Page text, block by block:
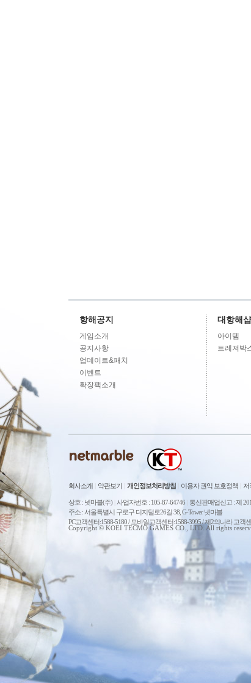
항해공지
게임소개
공지사항
업데이트&패치
이벤트
확장팩소개
대항해샵
아이템
트레져박
회사소개 약관보기 개인정보처리방침 이용자 권익 보호정책 저
상호 : 넷마블(주) 사업자번호 : 105-87-64746 통신판매업신고 : 제
주소 : 서울특별시 구로구 디지털로26길 38, G-Tower 넷마블
PC고객센터:1588-5180 / 모바일고객센터:1588-3995 / 제2의나라 고
Copyright © KOEI TECMO GAMES CO., LTD. All rights